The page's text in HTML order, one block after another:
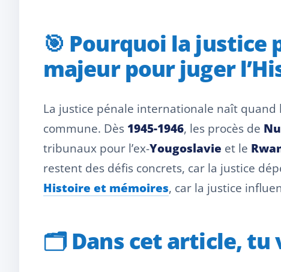
🎯 Pourquoi la
majeur pour juger
La justice pénale internationale naît
commune. Dès 1945-1946, les procès de
tribunaux pour l’ex-Yougoslavie et le
restent des défis concrets, car la justice
Histoire et mémoires, car la justice
🗂️Dans cet article, tu